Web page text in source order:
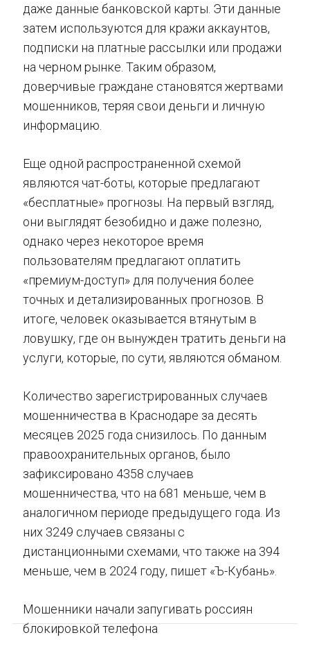
даже данные банковской карты. Эти данные
затем используются для кражи аккаунтов,
подписки на платные рассылки или продажи
на черном рынке. Таким образом,
доверчивые граждане становятся жертвами
мошенников, теряя свои деньги и личную
информацию.
Еще одной распространенной схемой
являются чат-боты, которые предлагают
«бесплатные» прогнозы. На первый взгляд,
они выглядят безобидно и даже полезно,
однако через некоторое время
пользователям предлагают оплатить
«премиум-доступ» для получения более
точных и детализированных прогнозов. В
итоге, человек оказывается втянутым в
ловушку, где он вынужден тратить деньги на
услуги, которые, по сути, являются обманом.
Количество зарегистрированных случаев
мошенничества в Краснодаре за десять
месяцев 2025 года снизилось. По данным
правоохранительных органов, было
зафиксировано 4358 случаев
мошенничества, что на 681 меньше, чем в
аналогичном периоде предыдущего года. Из
них 3249 случаев связаны с
дистанционными схемами, что также на 394
меньше, чем в 2024 году, пишет «Ъ-Кубань».
Мошенники начали запугивать россиян
блокировкой телефона